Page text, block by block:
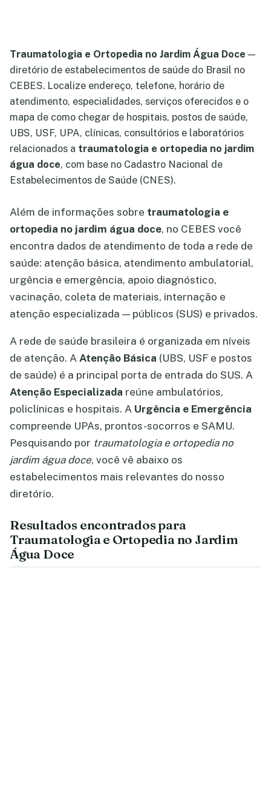
Traumatologia e Ortopedia no Jardim Água Doce —
diretório de estabelecimentos de saúde do Brasil no
CEBES. Localize endereço, telefone, horário de
atendimento, especialidades, serviços oferecidos e o
mapa de como chegar de hospitais, postos de saúde,
UBS, USF, UPA, clínicas, consultórios e laboratórios
relacionados a traumatologia e ortopedia no jardim
água doce, com base no Cadastro Nacional de
Estabelecimentos de Saúde (CNES).
Além de informações sobre traumatologia e
ortopedia no jardim água doce, no CEBES você
encontra dados de atendimento de toda a rede de
saúde: atenção básica, atendimento ambulatorial,
urgência e emergência, apoio diagnóstico,
vacinação, coleta de materiais, internação e
atenção especializada — públicos (SUS) e privados.
A rede de saúde brasileira é organizada em níveis
de atenção. A Atenção Básica (UBS, USF e postos
de saúde) é a principal porta de entrada do SUS. A
Atenção Especializada reúne ambulatórios,
policlínicas e hospitais. A Urgência e Emergência
compreende UPAs, prontos-socorros e SAMU.
Pesquisando por traumatologia e ortopedia no
jardim água doce, você vê abaixo os
estabelecimentos mais relevantes do nosso
diretório.
Resultados encontrados para
Traumatologia e Ortopedia no Jardim
Água Doce